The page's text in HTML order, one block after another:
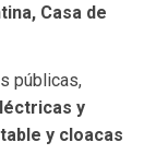
Casa de
públicas,
y
y cloacas